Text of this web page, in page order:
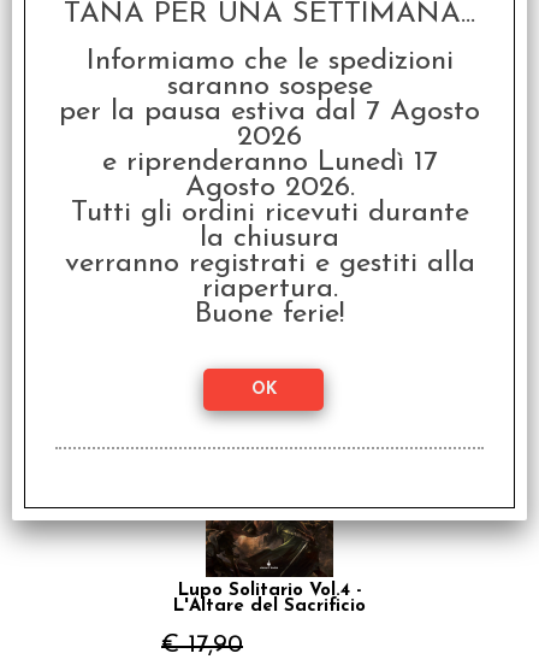
€ 17,90
Lupo Solitario Vol.3 - Gli
Abissi di Kalte
€ 17,90
€14,32
Lupo Solitario Vol.4 -
L'Altare del Sacrificio
€ 17,90
TANA PER UNA SETTIMANA...
Informiamo che le spedizioni
saranno sospese
per la pausa estiva dal 7 Agosto
2026
e riprenderanno Lunedì 17
Agosto 2026.
Tutti gli ordini ricevuti durante
la chiusura
verranno registrati e gestiti alla
riapertura.
Buone ferie!